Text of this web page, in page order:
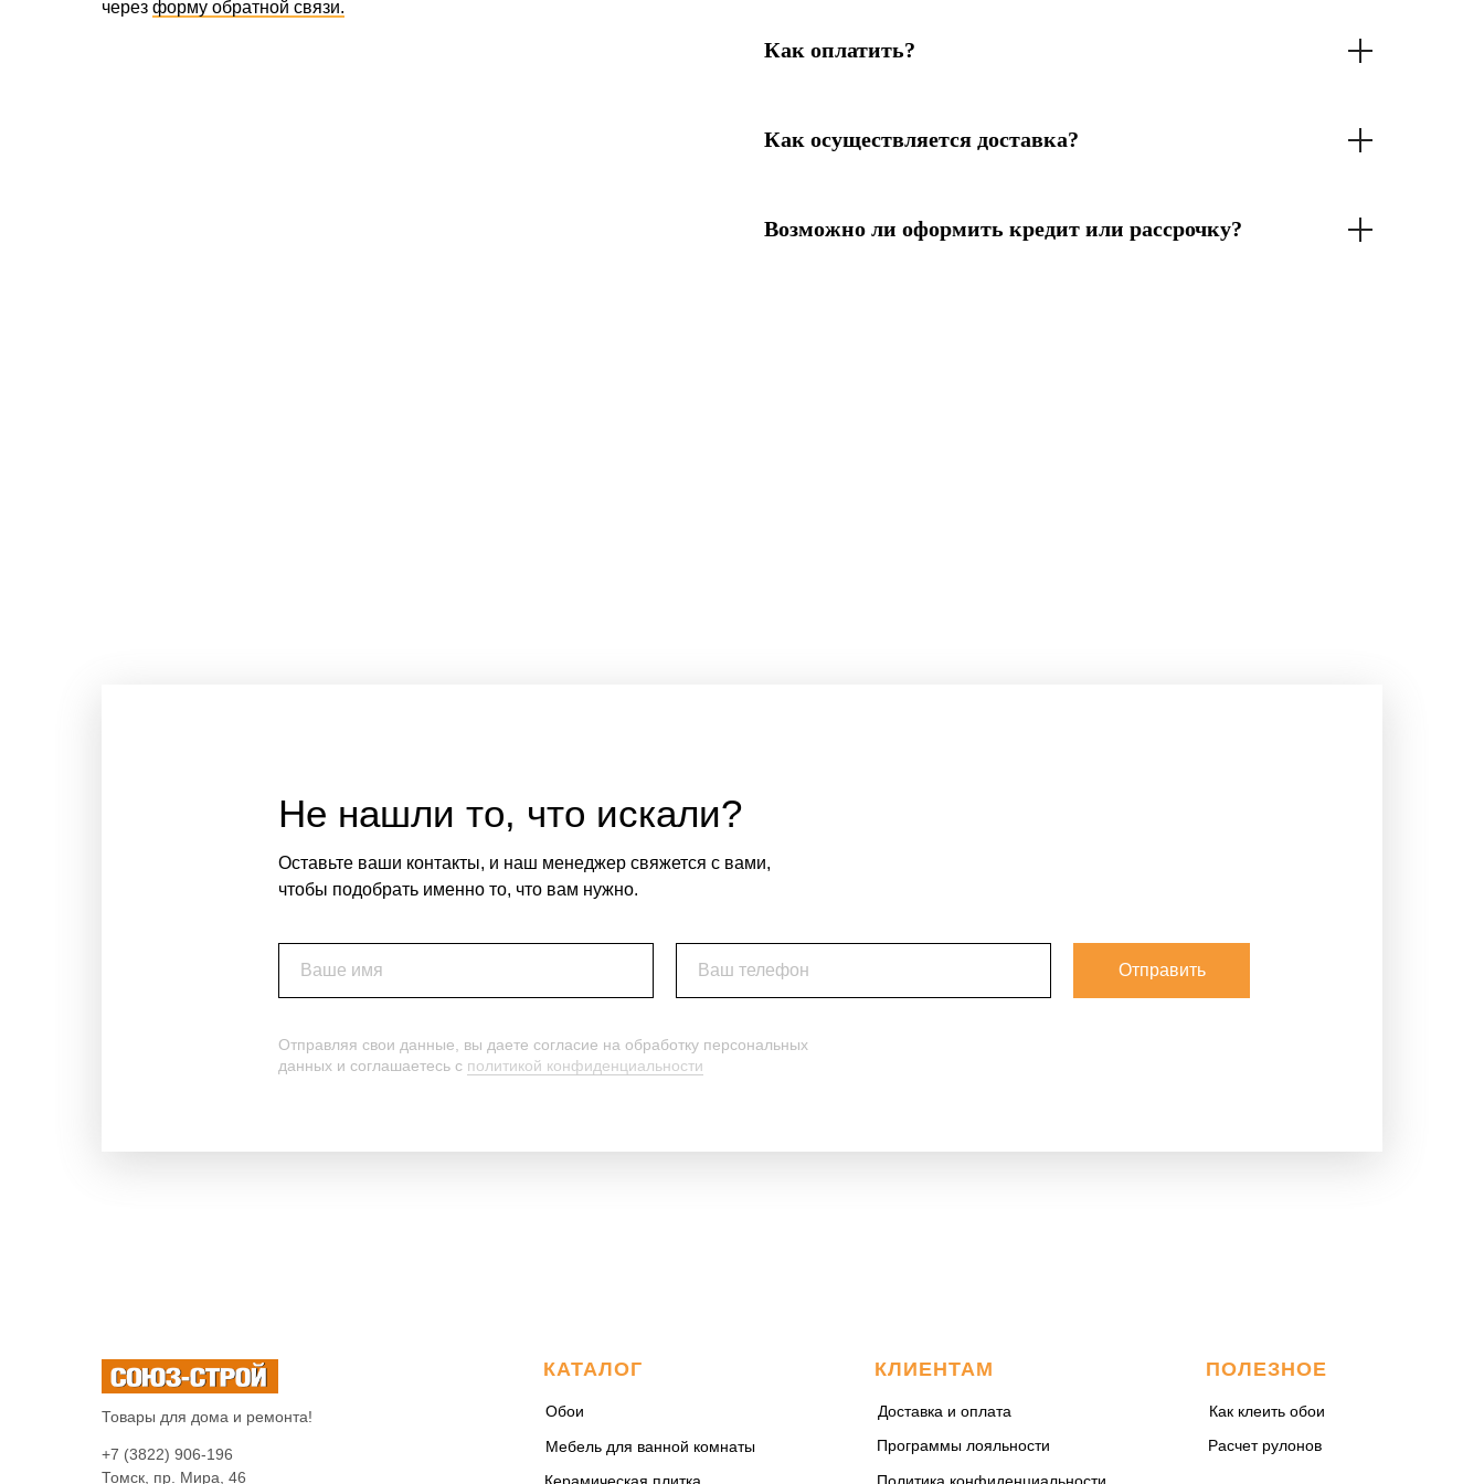
через форму обратной связи.
Как оплатить?
Как осуществляется доставка?
Возможно ли оформить кредит или рассрочку?
Ваше имя Ваш телефон Отправить
Не нашли то, что искали?
Оставьте ваши контакты, и наш менеджер свяжется с вами,
чтобы подобрать именно то, что вам нужно.
Отправляя свои данные, вы даете согласие на обработку персональных
данных и соглашаетесь c политикой конфиденциальности
КАТАЛОГ КЛИЕНТАМ ПОЛЕЗНОЕ
Товары для дома и ремонта!
Обои
Мебель для ванной комнаты
Доставка и оплата
Программы лояльности
Политика конфиденциальности
Как клеить обои
Расчет рулонов
+7 (3822) 906-196
Томск, пр. Мира, 46
Керамическая плитка